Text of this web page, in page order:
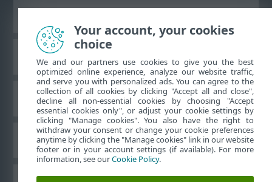
Base de conhecimento da ESET
Fórum ESET
Suporte regional
Your account, your cookies
choice
We and our partners use cookies to give you the best
optimized online experience, analyze our website traffic,
and serve you with personalized ads. You can agree to the
collection of all cookies by clicking "Accept all and close",
decline all non-essential cookies by choosing "Accept
essential cookies only", or adjust your cookie settings by
clicking "Manage cookies". You also have the right to
withdraw your consent or change your cookie preferences
anytime by clicking the "Manage cookies" link in our website
footer or in your account settings (if available). For more
information, see ourCookie Policy.